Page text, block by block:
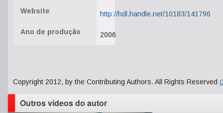
Website http://hdl.handle.net/10183/141796
Ano de produção 2006
Copyright 2012, by the Contributing Authors. All Rights Reserved
Outros vídeos do autor